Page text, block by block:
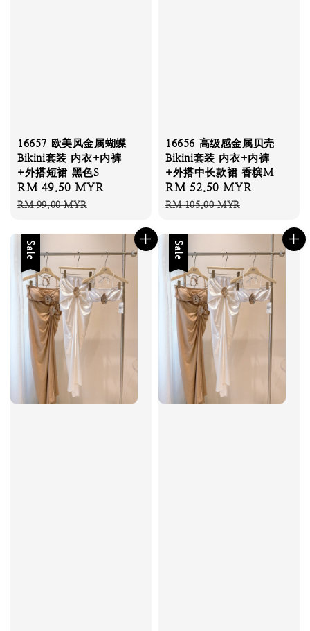
16657 欧美风金属蝴蝶
Bikini套装 内衣+内裤
+外搭短裙 黑色S
Sale
price
RM 49.50 MYR
RM 99.00 MYR
16656 高级感金属贝壳
Bikini套装 内衣+内裤
+外搭中长款裙 香槟M
Sale
price
RM 52.50 MYR
RM 105.00 MYR
Sale Sale